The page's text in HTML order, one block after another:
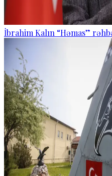
İbrahim Kalın “Həmas”